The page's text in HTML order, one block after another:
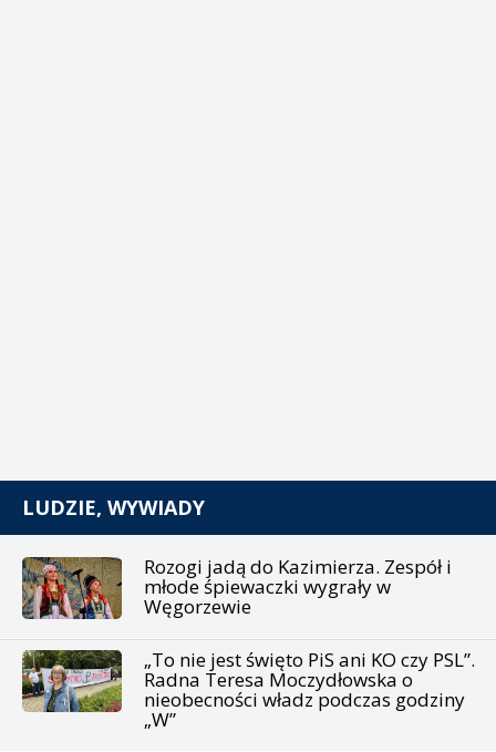
LUDZIE, WYWIADY
Rozogi jadą do Kazimierza. Zespół i
młode śpiewaczki wygrały w
Węgorzewie
„To nie jest święto PiS ani KO czy PSL”.
Radna Teresa Moczydłowska o
nieobecności władz podczas godziny
„W”